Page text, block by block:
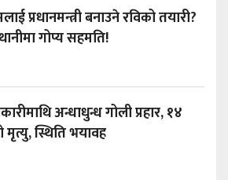
प्रधानमन्त्री बनाउने रविको तयारी?
गोप्य सहमति!
अन्धाधुन्ध गोली प्रहार, १४
मृत्यु, स्थिति भयावह